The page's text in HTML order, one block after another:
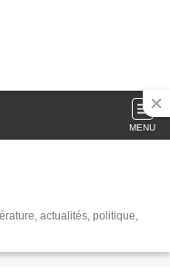
MENU
actualités, politique,